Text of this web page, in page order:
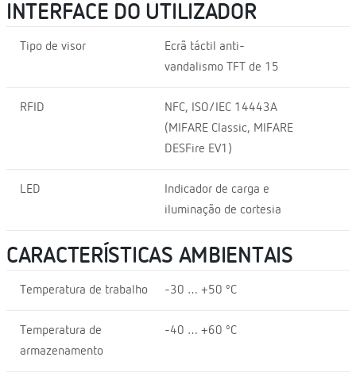
INTERFACE DO UTILIZADOR
Tipo de visor
Ecrã táctil anti-
vandalismo TFT de 15
RFID
NFC, ISO/IEC 14443A
(MIFARE Classic, MIFARE
DESFire EV1)
LED
Indicador de carga e
iluminação de cortesia
CARACTERÍSTICAS AMBIENTAIS
Temperatura de trabalho -30 … +50 ºC
Temperatura de
armazenamento
-40 … +60 ºC